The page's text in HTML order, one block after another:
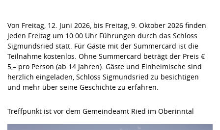
Von Freitag, 12. Juni 2026, bis Freitag, 9. Oktober 2026 finden
jeden Freitag um 10:00 Uhr Führungen durch das Schloss
Sigmundsried statt. Für Gäste mit der Summercard ist die
Teilnahme kostenlos. Ohne Summercard beträgt der Preis €
5,– pro Person (ab 14 Jahren). Gäste und Einheimische sind
herzlich eingeladen, Schloss Sigmundsried zu besichtigen
und mehr über seine Geschichte zu erfahren.
Treffpunkt ist vor dem Gemeindeamt Ried im Oberinntal